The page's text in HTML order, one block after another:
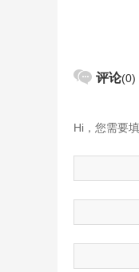
评论(0)
Hi，您需要